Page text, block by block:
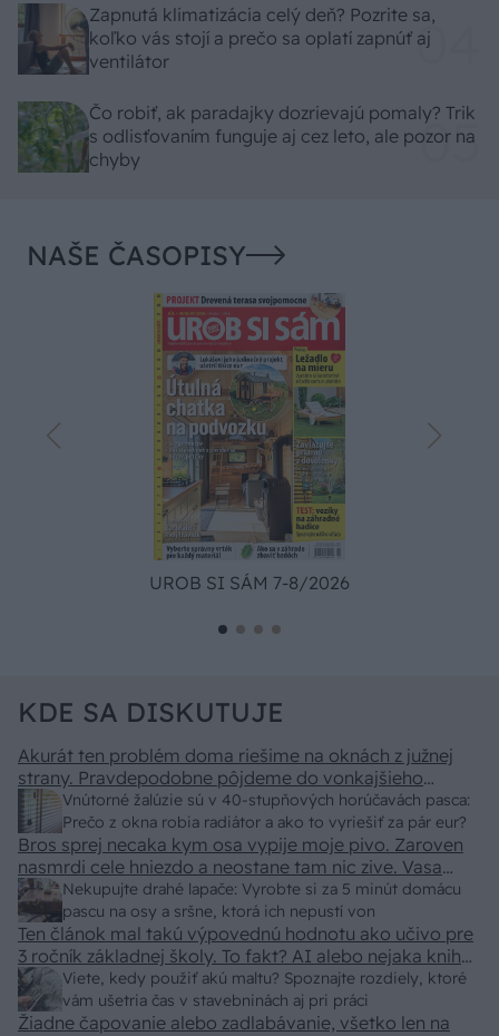
Zapnutá klimatizácia celý deň? Pozrite sa,
koľko vás stojí a prečo sa oplatí zapnúť aj
ventilátor
Čo robiť, ak paradajky dozrievajú pomaly? Trik
s odlisťovaním funguje aj cez leto, ale pozor na
chyby
NAŠE ČASOPISY
UROB SI SÁM 7-8/2026
KDE SA DISKUTUJE
Vnútorné žalúzie sú v 40-stupňových horúčavách pasca:
Prečo z okna robia radiátor a ako to vyriešiť za pár eur?
Akurát ten problém doma riešime na oknách z južnej
strany. Pravdepodobne pôjdeme do vonkajšieho
tienenia na spôsob markízy 250x150cm. Čínsky
predajcovia idú okolo 100 eur kus.
Nekupujte drahé lapače: Vyrobte si za 5 minút domácu
pascu na osy a sršne, ktorá ich nepustí von
Bros sprej necaka kym osa vypije moje pivo. Zaroven
nasmrdi cele hniezdo a neostane tam nic zive. Vasa
pasca naucinke moc efektivne. Skor pritiahne slimaky
Viete, kedy použiť akú maltu? Spoznajte rozdiely, ktoré
vám ušetria čas v stavebninách aj pri práci
Ten článok mal takú výpovednú hodnotu ako učivo pre
3 ročník základnej školy. To fakt? AI alebo nejaka kniha
z VŠ? Dnešné rychlotvrdnuce malty - pevnosť 40 Mpa a
doba schnutia tak 15 minut , k tomu vodotesné s
kryštálikou. A rozdiel - schnutie a zretie. Nič?
Žiadne čapovanie alebo zadlabávanie, všetko len na